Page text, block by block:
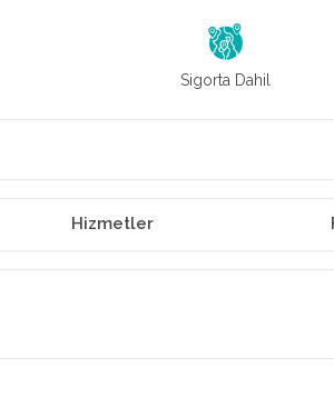
Sigorta Dahil
Hizmetler